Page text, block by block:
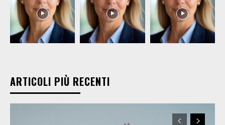
ARTICOLI PIÙ RECENTI